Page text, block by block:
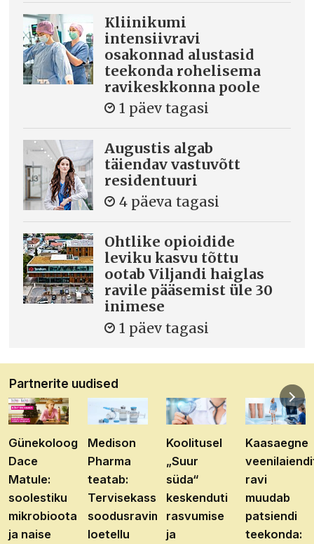
Kliinikumi
intensiivravi
osakonnad alustasid
teekonda rohelisema
ravikeskkonna poole
1 päev tagasi
Augustis algab
täiendav vastuvõtt
residentuuri
4 päeva tagasi
Ohtlike opioidide
leviku kasvu tõttu
ootab Viljandi haiglas
ravile pääsemist üle 30
inimese
1 päev tagasi
Partnerite uudised
Günekoloog
Dace
Matule:
soolestiku
mikrobioota
ja naise
Medison
Pharma
teatab:
Tervisekassa
soodusravimite
loetellu
Koolitusel
„Suur
süda“
keskenduti
rasvumise
ja
Kaasaegne
ravi
muudab
patsiendi
teekonda: